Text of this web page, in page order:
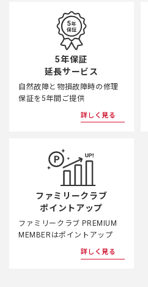
5年保証
延長サービス
自然故障と物損故障時の修理
保証を5年間ご提供
詳しく見る
ファミリークラブ
ポイントアップ
ファミリークラブ PREMIUM
MEMBERはポイントアップ
詳しく見る